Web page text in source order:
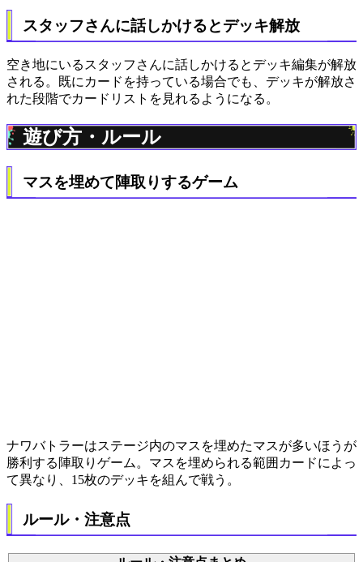
スタッフさんに話しかけるとデッキ解放
空き地にいるスタッフさんに話しかけるとデッキ編集が解放
される。既にカードを持っている場合でも、デッキが解放さ
れた段階でカードリストを見れるようになる。
遊び方・ルール
マスを埋めて陣取りするゲーム
ナワバトラーはステージ内のマスを埋めたマスが多いほうが
勝利する陣取りゲーム。マスを埋められる範囲カードによっ
て異なり、15枚のデッキを組んで戦う。
ルール・注意点